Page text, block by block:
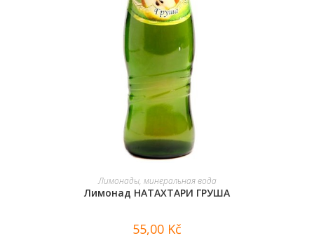
В КОРЗИНУ
Лимонады, минеральная вода
Лимонад НАТАХТАРИ ГРУША
55,00 Kč